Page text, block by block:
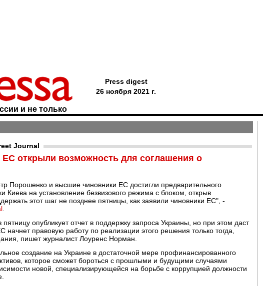
и не только
Press digest
26 ноября 2021 г.
Journal
открыли возможность для соглашения о
Порошенко и высшие чиновники ЕС достигли предварительного
Киева на установление безвизового режима с блоком, открыв
этот шаг не позднее пятницы, как заявили чиновники ЕС", -
опубликует отчет в поддержку запроса Украины, но при этом даст
начнет правовую работу по реализации этого решения только тогда,
пишет журналист Лоуренс Норман.
создание на Украине в достаточной мере профинансированного
которое сможет бороться с прошлыми и будущими случаями
новой, специализирующейся на борьбе с коррупцией должности